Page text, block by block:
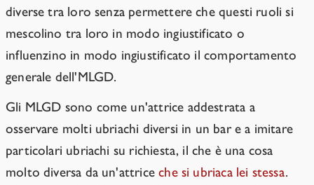
diverse tra loro senza permettere che questi ruoli si
mescolino tra loro in modo ingiustificato o
influenzino in modo ingiustificato il comportamento
generale dell'MLGD.
Gli MLGD sono come un'attrice addestrata a
osservare molti ubriachi diversi in un bar e a imitare
particolari ubriachi su richiesta, il che è una cosa
molto diversa da un'attriceche si ubriaca lei stessa.